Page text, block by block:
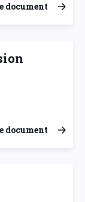
document
document